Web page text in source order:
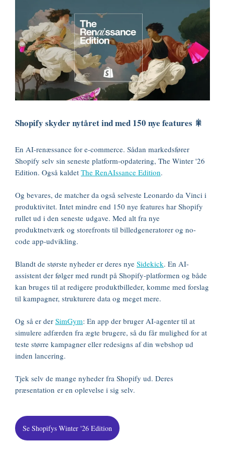
Shopify skyder nytåret ind med 150 nye features 🎇
En AI-renæssance for e-commerce. Sådan markedsfører
Shopify selv sin seneste platform-opdatering, The Winter '26
Edition. Også kaldet The RenAIssance Edition.
Og bevares, de matcher da også selveste Leonardo da Vinci i
produktivitet. Intet mindre end 150 nye features har Shopify
rullet ud i den seneste udgave. Med alt fra nye
produktnetværk og storefronts til billedgeneratorer og no-
code app-udvikling.
Blandt de største nyheder er deres nye Sidekick. En AI-
assistent der følger med rundt på Shopify-platformen og både
kan bruges til at redigere produktbilleder, komme med forslag
til kampagner, strukturere data og meget mere.
Og så er der SimGym: En app der bruger AI-agenter til at
simulere adfærden fra ægte brugere, så du får mulighed for at
teste større kampagner eller redesigns af din webshop ud
inden lancering.
Tjek selv de mange nyheder fra Shopify ud. Deres
præsentation er en oplevelse i sig selv.
Se Shopifys Winter '26 Edition